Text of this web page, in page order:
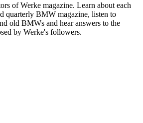
of Werke magazine. Learn about each
quarterly BMW magazine, listen to
old BMWs and hear answers to the
by Werke's followers.